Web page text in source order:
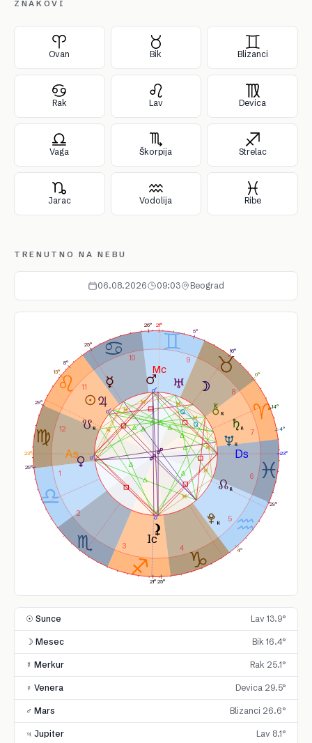
ZNAKOVI
Ovan Bik Blizanci
Rak Lav Devica
Vaga Škorpija Strelac
Jarac Vodolija Ribe
TRENUTNO NA NEBU
06.08.2026 09:03 Beograd
1
2
3 4
5
6
7
8
9
10
11
12
13°
16°
25°
29°
26°
8°
14°
5°
4°
4°
29°
0°
23°
21°
23°
21° 25°
29°
☉ Sunce Lav 13.9°
☽ Mesec Bik 16.4°
☿ Merkur Rak 25.1°
♀ Venera Devica 29.5°
♂ Mars Blizanci 26.6°
♃ Jupiter Lav 8.1°